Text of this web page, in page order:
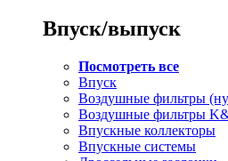
Впуск/выпуск
Посмотреть все
Впуск
Воздушные фильтры
Воздушные фильтры
Впускные коллекторы
Впускные системы